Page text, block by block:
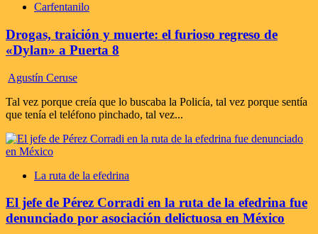
Carfentanilo
Drogas, traición y muerte: el furioso regreso de
«Dylan» a Puerta 8
Agustín Ceruse
Tal vez porque creía que lo buscaba la Policía, tal vez porque sentía
que tenía el teléfono pinchado, tal vez...
La ruta de la efedrina
El jefe de Pérez Corradi en la ruta de la efedrina fue
denunciado por asociación delictuosa en México